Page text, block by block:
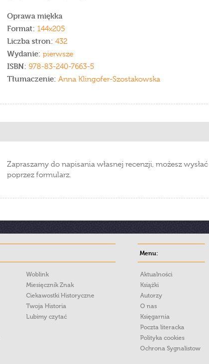
Oprawa miękka
Format: 144x205
Liczba stron: 432
Wydanie: pierwsze
ISBN: 978-83-240-7663-5
Tłumaczenie: Anna Klingofer-Szostakowska
Zapraszamy do napisania własnej recenzji, możesz
poprzez formularz.
Woblink
Miesięcznik Znak
Ciekawostki Historyczne
Twoja Historia
Lubimy czytać
Menu:
Aktualności
Książki
Autorzy
O nas
Księgarnia
Poczta literacka
Polityka cookies
Ochrona Sygnalistow